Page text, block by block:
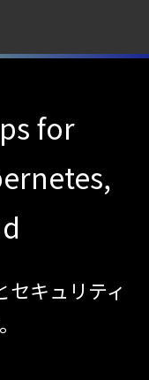
然に防ぐSecurity
像
テナセキュリティ
for
キュリティ